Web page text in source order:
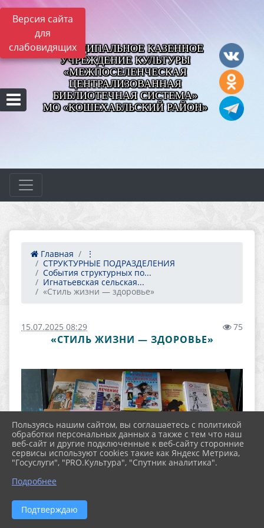
Версия сайта
для
слабовидящихМУНИЦИПАЛЬНОЕ КАЗЕННОЕ
УЧРЕЖДЕНИЕ КУЛЬТУРЫ
«МЕЖПОСЕЛЕНЧЕСКАЯ
ЦЕНТРАЛИЗОВАННАЯ
БИБЛИОТЕЧНАЯ СИСТЕМА»
МО «КОШЕХАБЛЬСКИЙ РАЙОН»
Главная
⋮
СТРУКТУРНЫЕ ПОДРАЗДЕЛЕНИЯ
События структурных по...
Игнатьевская сельская...
«Стиль жизни — здоровье»
15.07.2025 08:29 75
«СТИЛЬ ЖИЗНИ — ЗДОРОВЬЕ»
Пользуясь нашим сайтом, вы соглашаетесь с политикой
обработки персональных данных а также с тем что наш
веб-сайт и другие подключенные к веб-сайту сторонние
сервисы используют cookies такие как Яндекс Метрика,
"Госуслуги", "PRO.Культура", "Спутник аналитика".
Подробнее
Подтверждаю